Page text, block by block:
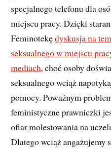
specjalnego telefonu dla
miejscu pracy. Dzięki
Feminotekędyskusja na
seksualnego w miejscu
mediach, choć osoby
seksualnego wciąż
pomocy. Poważnym
feministyczne prawniczki
ofiar molestowania na
Dlatego wciąż angażujemy